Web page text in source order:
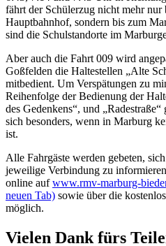
fährt der Schülerzug nicht mehr
Hauptbahnhof, sondern bis zum
sind die Schulstandorte im
Aber auch die Fahrt 009 wird
Goßfelden die Haltestellen „Alte
mitbedient. Um Verspätungen zu
Reihenfolge der Bedienung der
des Gedenkens“, und
sich besonders, wenn in Marburg
ist.
Alle Fahrgäste werden gebeten,
jeweilige Verbindung zu
online aufwww.rmv-marburg-
neuen Tab) sowie über die
möglich.
Vielen Dank fürs